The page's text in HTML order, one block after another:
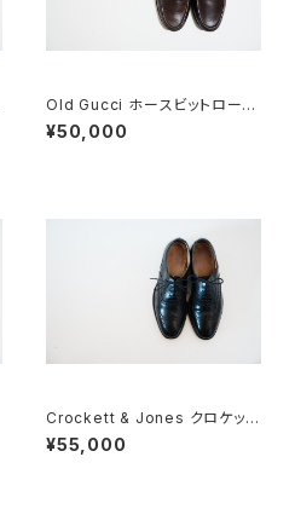
Old Gucci ホースビットローフ
ァー 35.5C DB
¥50,000
Crockett & Jones クロケット
&ジョーンズ Canterbury 5E
¥55,000